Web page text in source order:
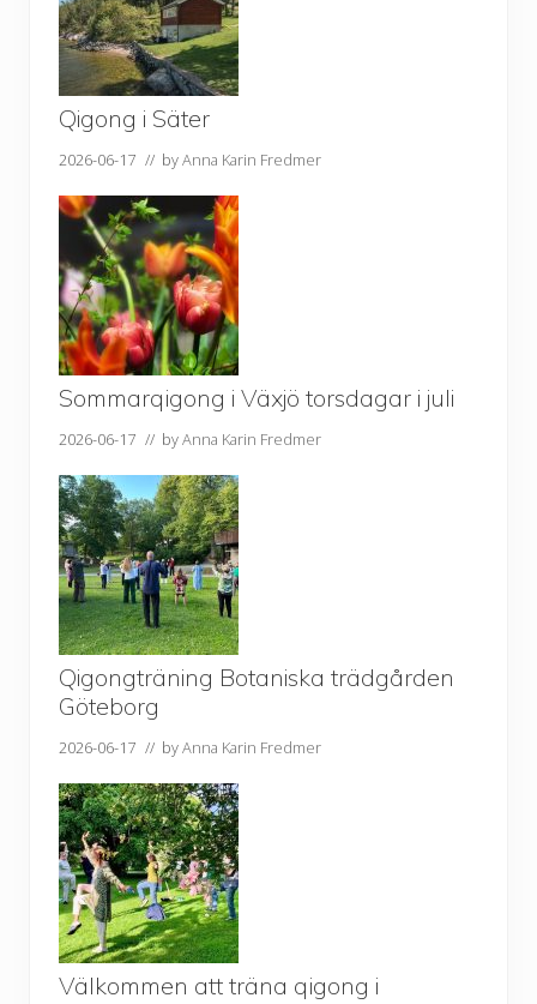
Qigong i Säter
2026-06-17 // byAnna Karin Fredmer
Sommarqigong i Växjö torsdagar i juli
2026-06-17 // byAnna Karin Fredmer
Qigongträning Botaniska trädgården
Göteborg
2026-06-17 // byAnna Karin Fredmer
Välkommen att träna qigong i